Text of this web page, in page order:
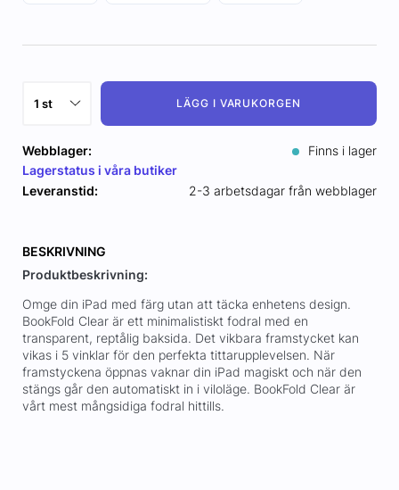
LÄGG I VARUKORGEN
Webblager:
Finns i lager
Lagerstatus i våra butiker
Leveranstid:
2-3 arbetsdagar från webblager
BESKRIVNING
Produktbeskrivning:
Omge din iPad med färg utan att täcka enhetens design.
BookFold Clear är ett minimalistiskt fodral med en
transparent, reptålig baksida. Det vikbara framstycket kan
vikas i 5 vinklar för den perfekta tittarupplevelsen. När
framstyckena öppnas vaknar din iPad magiskt och när den
stängs går den automatiskt in i viloläge. BookFold Clear är
vårt mest mångsidiga fodral hittills.